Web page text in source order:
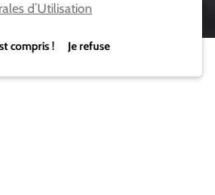
d’Utilisation
compris ! Je refuse